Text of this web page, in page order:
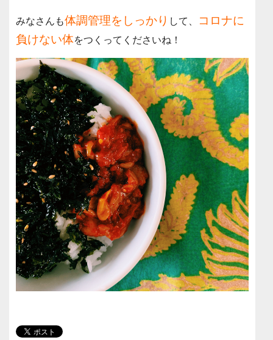
みなさんも体調管理をしっかり して、
コロナに
負けない体をつくってくださいね！